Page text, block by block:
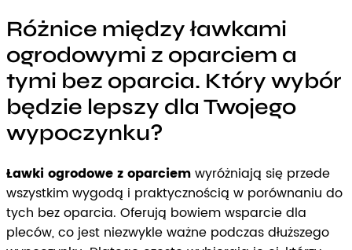
Różnice między ławkami
ogrodowymi z oparciem a
tymi bez oparcia. Który wybór
będzie lepszy dla Twojego
wypoczynku?
Ławki ogrodowe z oparciemwyróżniają się przede
wszystkim wygodą i praktycznością w porównaniu do
tych bez oparcia. Oferują bowiem wsparcie dla
pleców, co jest niezwykle ważne podczas dłuższego